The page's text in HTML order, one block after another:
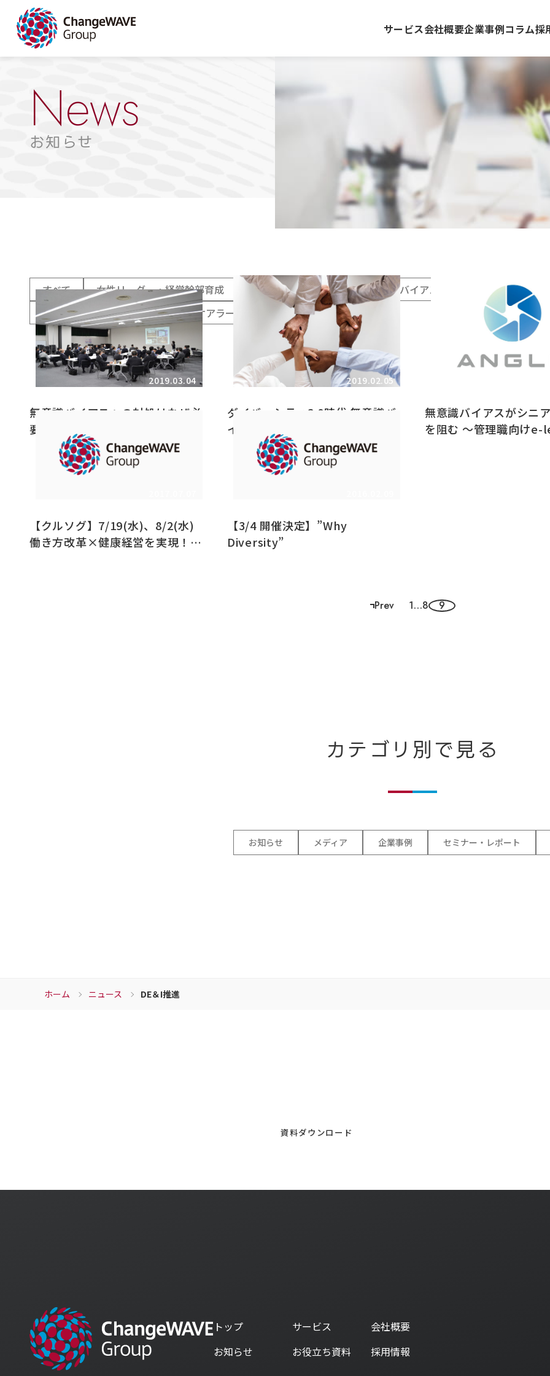
サービス会社概要企業事例コラム採
News
お知らせ
すべて 女性リーダー・経営幹部育成 DE＆I推進 アンコンシャス・バイアス 次世代リーダー
組織変革／経営変革
ビジネスケアラー支援
2019.03.04
無意識バイアスへの対処はなぜ必
要か ～管理職向けダイバーシテ
ィセミナー事例紹介～
2019.02.05
ダイバーシティ3.0時代 無意識バ
イアスへの対処が「個」を活かす
無意識バイアスがシニ
を阻む ～管理職向け
【クルソグ】7/19(水)、8/2(水)
働き方改革×健康経営を実現！
【3/4 開催決定】”Why
Diversity”
ペ
ゲ
ー
ン
Prev 1…8 9
カテゴリ別で見る
お知らせ メディア 企業事例 セミナー・レポート
ホーム ニュース DE＆I推進
資料ダウンロード
トップ サービス
会社概要
お知らせ
お役立ち資料 採用情報